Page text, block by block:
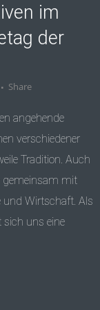
im
der
Share
angehende
verschiedener
Tradition. Auch
gemeinsam mit
und Wirtschaft. Als
uns eine